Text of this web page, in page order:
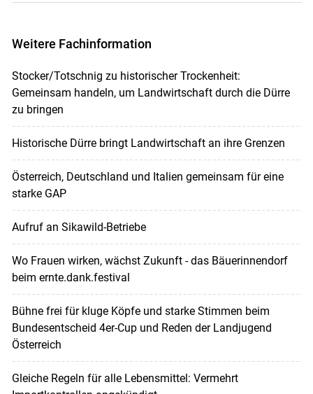
Weitere Fachinformation
Stocker/Totschnig zu historischer Trockenheit:
Gemeinsam handeln, um Landwirtschaft durch die Dürre
zu bringen
Historische Dürre bringt Landwirtschaft an ihre Grenzen
Österreich, Deutschland und Italien gemeinsam für eine
starke GAP
Aufruf an Sikawild-Betriebe
Wo Frauen wirken, wächst Zukunft - das Bäuerinnendorf
beim ernte.dank.festival
Bühne frei für kluge Köpfe und starke Stimmen beim
Bundesentscheid 4er-Cup und Reden der Landjugend
Österreich
Gleiche Regeln für alle Lebensmittel: Vermehrt